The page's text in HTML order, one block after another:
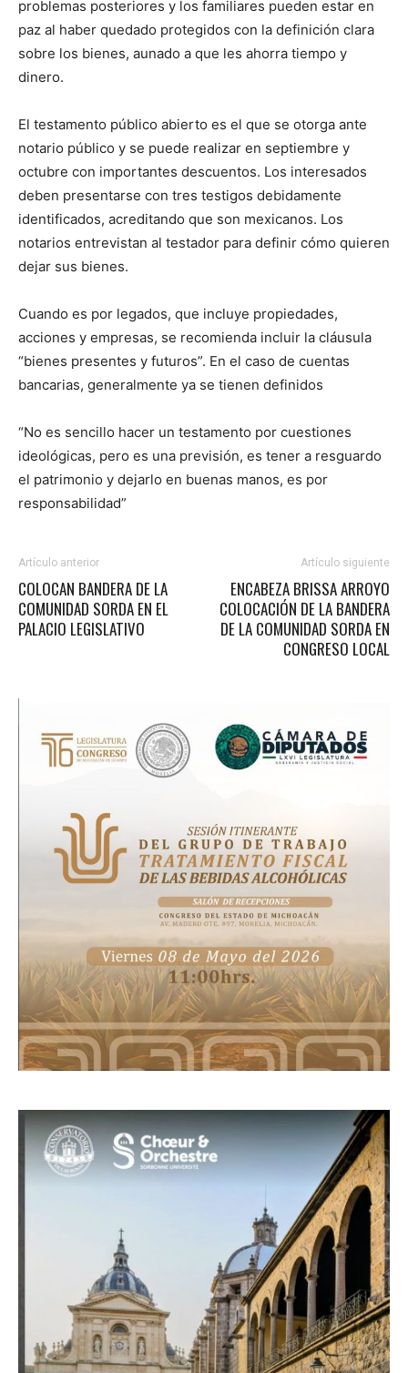
problemas posteriores y los familiares pueden estar en
paz al haber quedado protegidos con la definición clara
sobre los bienes, aunado a que les ahorra tiempo y
dinero.
El testamento público abierto es el que se otorga ante
notario público y se puede realizar en septiembre y
octubre con importantes descuentos. Los interesados
deben presentarse con tres testigos debidamente
identificados, acreditando que son mexicanos. Los
notarios entrevistan al testador para definir cómo quieren
dejar sus bienes.
Cuando es por legados, que incluye propiedades,
acciones y empresas, se recomienda incluir la cláusula
“bienes presentes y futuros”. En el caso de cuentas
bancarias, generalmente ya se tienen definidos
“No es sencillo hacer un testamento por cuestiones
ideológicas, pero es una previsión, es tener a resguardo
el patrimonio y dejarlo en buenas manos, es por
responsabilidad”
Artículo anterior
COLOCAN BANDERA DE LA
COMUNIDAD SORDA EN EL
PALACIO LEGISLATIVO
Artículo siguiente
ENCABEZA BRISSA ARROYO
COLOCACIÓN DE LA BANDERA
DE LA COMUNIDAD SORDA EN
CONGRESO LOCAL